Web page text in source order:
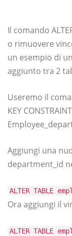
Il comando
o rimuovere
un esempio di
aggiunto tra 2
Useremo il
KEY
Aggiungi una
department_id
ALTER TABLE
Ora aggiungi il
ALTER TABLE